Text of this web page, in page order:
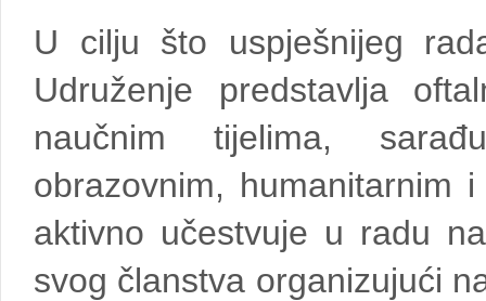
U cilju što uspješnijeg
Udruženje predstavlja
naučnim tijelima,
obrazovnim, humanitarnim
aktivno učestvuje u radu
svog članstva organizujući